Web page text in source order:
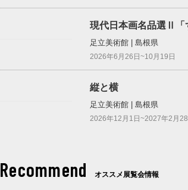
現代日本画名品選Ⅱ「
足立美術館 | 島根県
2026年6月26日~10月19日
縦と横
足立美術館 | 島根県
2026年12月1日~2027年2月28
Recommend オススメ展覧会情報